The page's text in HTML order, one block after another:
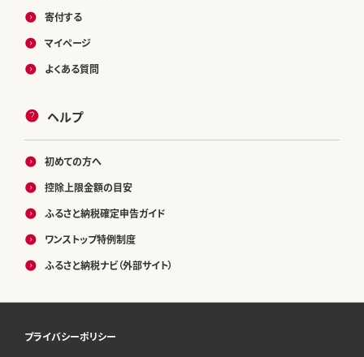
寄付する
マイページ
よくある質問
ヘルプ
初めての方へ
控除上限金額の目安
ふるさと納税確定申告ガイド
ワンストップ特例制度
ふるさと納税ナビ（外部サイト）
プライバシーポリシー